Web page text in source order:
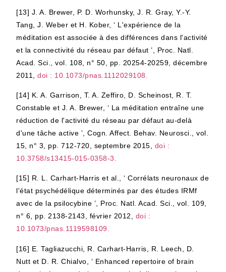
[13] J. A. Brewer, P. D. Worhunsky, J. R. Gray, Y.-Y.
Tang, J. Weber et H. Kober, ‘ L'expérience de la
méditation est associée à des différences dans l'activité
et la connectivité du réseau par défaut ’, Proc. Natl.
Acad. Sci., vol. 108, n° 50, pp. 20254-20259, décembre
2011,
doi : 10.1073/pnas.1112029108.
[14] K. A. Garrison, T. A. Zeffiro, D. Scheinost, R. T.
Constable et J. A. Brewer, ‘ La méditation entraîne une
réduction de l'activité du réseau par défaut au-delà
d'une tâche active ’, Cogn. Affect. Behav. Neurosci., vol.
15, n° 3, pp. 712-720, septembre 2015, doi :
10.3758/s13415-015-0358-3.
[15] R. L. Carhart-Harris et al., ‘ Corrélats neuronaux de
l'état psychédélique déterminés par des études IRMf
avec de la psilocybine ’, Proc. Natl. Acad. Sci., vol. 109,
n° 6, pp. 2138-2143, février 2012, doi :
10.1073/pnas.1119598109.
[16] E. Tagliazucchi, R. Carhart-Harris, R. Leech, D.
Nutt et D. R. Chialvo, ‘ Enhanced repertoire of brain